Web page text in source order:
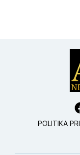
POLITIKA